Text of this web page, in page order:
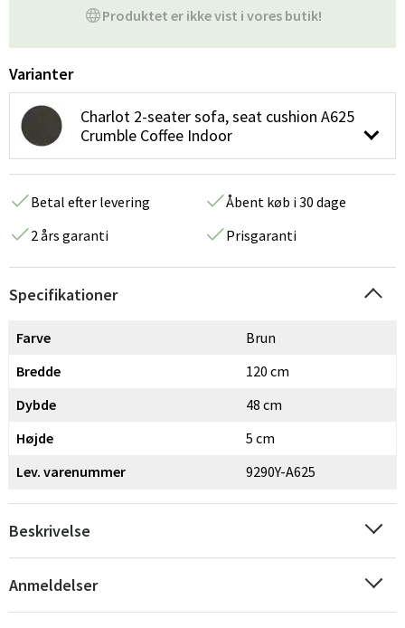
Sverige
Produktet er ikke vist i vores butik!
Varianter
Charlot 2-seater sofa, seat cushion A625
Crumble Coffee Indoor
Betal efter levering
Åbent køb i 30 dage
2 års garanti
Prisgaranti
Specifikationer
Farve
Brun
Bredde
120 cm
Dybde
48 cm
Højde
5 cm
Lev. varenummer
9290Y-A625
Beskrivelse
Anmeldelser